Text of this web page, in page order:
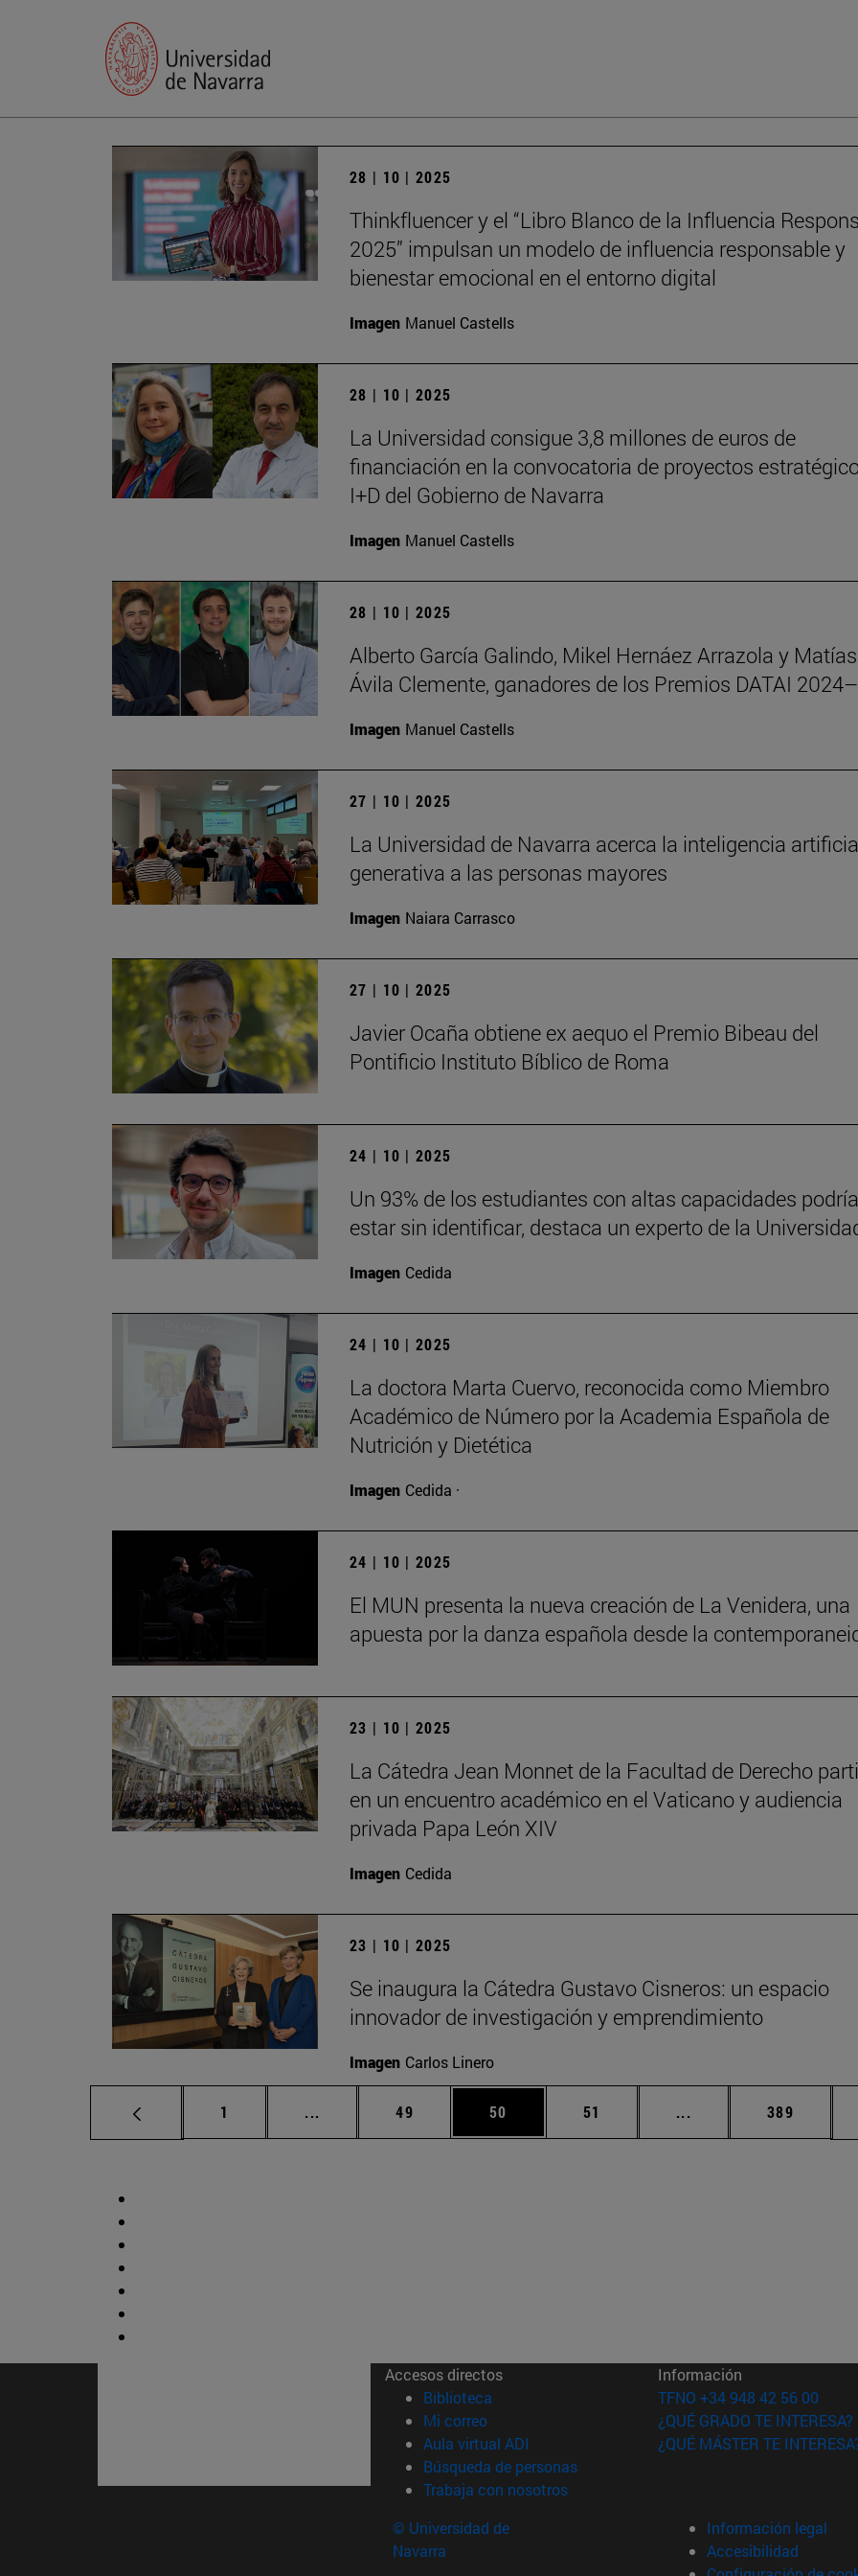
28 | 10 | 2025
Thinkfluencer y el “Libro Blanco de la Influencia
2025” impulsan un modelo de influencia responsable y
bienestar emocional en el entorno digital
Imagen Manuel Castells
28 | 10 | 2025
La Universidad consigue 3,8 millones de euros de
financiación en la convocatoria de proyectos
I+D del Gobierno de Navarra
Imagen Manuel Castells
28 | 10 | 2025
Alberto García Galindo, Mikel Hernáez Arrazola y Matías
Ávila Clemente, ganadores de los Premios DATAI
Imagen Manuel Castells
27 | 10 | 2025
La Universidad de Navarra acerca la inteligencia
generativa a las personas mayores
Imagen Naiara Carrasco
27 | 10 | 2025
Javier Ocaña obtiene ex aequo el Premio Bibeau del
Pontificio Instituto Bíblico de Roma
24 | 10 | 2025
Un 93% de los estudiantes con altas capacidades
estar sin identificar, destaca un experto de la
Imagen Cedida
24 | 10 | 2025
La doctora Marta Cuervo, reconocida como Miembro
Académico de Número por la Academia Española de
Nutrición y Dietética
Imagen Cedida ·
24 | 10 | 2025
El MUN presenta la nueva creación de La Venidera, una
apuesta por la danza española desde la
23 | 10 | 2025
La Cátedra Jean Monnet de la Facultad de Derecho
en un encuentro académico en el Vaticano y audiencia
privada Papa León XIV
Imagen Cedida
23 | 10 | 2025
Se inaugura la Cátedra Gustavo Cisneros: un espacio
innovador de investigación y emprendimiento
Imagen Carlos Linero
Página
1 ... Páginas intermedias Use TAB para desplazarse.
Página
49 Página
50 Página
51 ... Páginas intermedias
Página
389
Accesos directos
Biblioteca (abre en nueva ventana)
Mi correo(abre en nueva ventana)
Aula virtual ADI (abre en nueva ventana)
Búsqueda de personas(abre en nueva ventana)
Trabaja con nosotros(abre en nueva ventana)
Información
TFNO +34 948 42 56 00
¿QUÉ GRADO TE INTERESA?
¿QUÉ MÁSTER TE
© Universidad de
Navarra
Información legal
Accesibilidad